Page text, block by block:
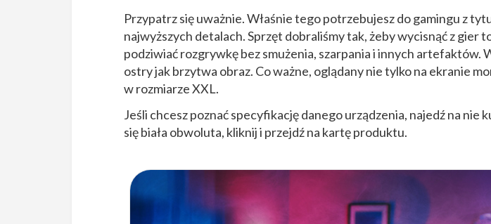
Przypatrz się uważnie. Właśnie tego potrzebujesz do gamingu z
najwyższych detalach. Sprzęt dobraliśmy tak, żeby wycisnąć z gier
podziwiać rozgrywkę bez smużenia, szarpania i innych artefaktów.
ostry jak brzytwa obraz. Co ważne, oglądany nie tylko na ekranie
w rozmiarze XXL.
Jeśli chcesz poznać specyfikację danego urządzenia, najedź na nie
się biała obwoluta, kliknij i przejdź na kartę produktu.